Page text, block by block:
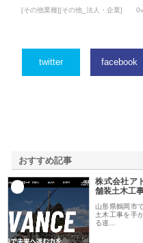
[その他業種][その他_法人・企業]
twitter facebook
おすすめ記事
株式会社ア
舗装土木工
山形県鶴岡市
土木工事を手
る道…